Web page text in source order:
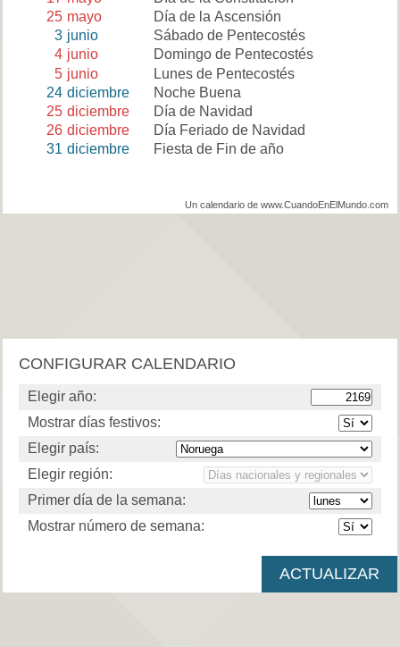
25 mayo
Día de la Ascensión
3 junio
Sábado de Pentecostés
4 junio
Domingo de Pentecostés
5 junio
Lunes de Pentecostés
24 diciembre
Noche Buena
25 diciembre
Día de Navidad
26 diciembre
Día Feriado de Navidad
31 diciembre Fiesta de Fin de año
Un calendario de www.CuandoEnElMundo.com
CONFIGURAR CALENDARIO
Elegir año:
Mostrar días festivos:
Elegir país:
Elegir región:
Primer día de la semana:
Mostrar número de semana: